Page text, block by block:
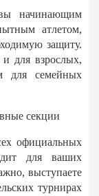
начинающим
атлетом,
защиту.
для взрослых,
для семейных
секции
официальных
для ваших
выступаете
турнирах